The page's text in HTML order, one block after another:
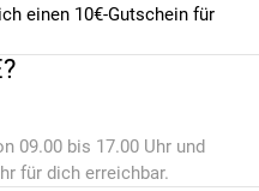
einen 10€-Gutschein für
09.00 bis 17.00 Uhr und
für dich erreichbar.